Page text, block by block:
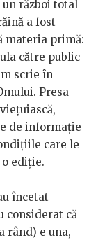
un război total
a fost
materia primă:
către public
scrie în
Presa
de informație
care le
ediție.
încetat
considerat că
rând) e una,